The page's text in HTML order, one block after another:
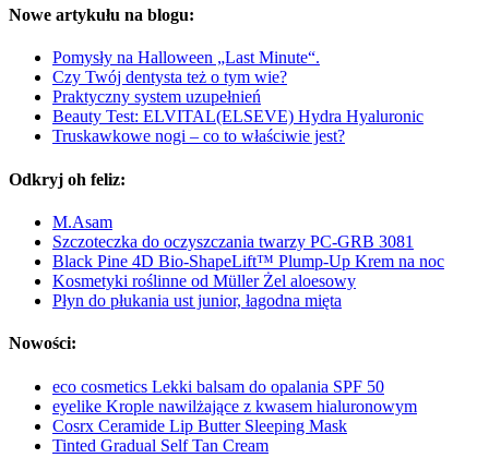
Nowe artykułu na blogu:
Pomysły na Halloween „Last Minute“.
Czy Twój dentysta też o tym wie?
Praktyczny system uzupełnień
Beauty Test: ELVITAL(ELSEVE) Hydra Hyaluronic
Truskawkowe nogi – co to właściwie jest?
Odkryj oh feliz:
M.Asam
Szczoteczka do oczyszczania twarzy PC-GRB 3081
Black Pine 4D Bio-ShapeLift™ Plump-Up Krem na noc
Kosmetyki roślinne od Müller Żel aloesowy
Płyn do płukania ust junior, łagodna mięta
Nowości:
eco cosmetics Lekki balsam do opalania SPF 50
eyelike Krople nawilżające z kwasem hialuronowym
Cosrx Ceramide Lip Butter Sleeping Mask
Tinted Gradual Self Tan Cream